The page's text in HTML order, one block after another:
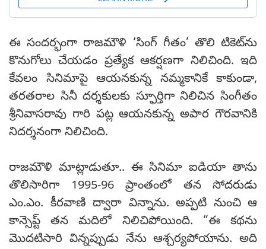
ఈ సందర్భంగా రాజమౌళి ‘సింగ్ గీతం’ తొలి టికెట్‌ను
కొనుగోలు చేయడం ప్రత్యేక ఆకర్షణగా నిలిచింది. ఇది
కేవలం సినిమాపై ఆయనకున్న నమ్మకానికే కాకుండా,
తరతరాల సినీ దర్శకులకు స్ఫూర్తిగా నిలిచిన సింగీతం
శ్రీనివాసరావు గారి పట్ల ఆయనకున్న అపార గౌరవానికి
నిదర్శనంగా నిలిచింది.
రాజమౌళి మాట్లాడుతూ.. ఈ సినిమా ఐడియా తాను
తొలిసారిగా 1995-96 ప్రాంతంలో తన సోదరుడు
ఎం.ఎం. కీరవాణి ద్వారా విన్నాను. అప్పటి నుంచి ఆ
కాన్సెప్ట్ తన మదిలో నిలిచిపోయింది. “ఈ కథను
మొదటిసారి విన్నప్పుడు నేను ఆశ్చర్యపోయాను. అది